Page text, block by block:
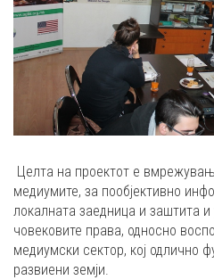
Целта на проектот е
медиумите, за пообјективно
локалната заедница и заштита
човековите права, односно
медиумски сектор, кој одлично
развиени земји.